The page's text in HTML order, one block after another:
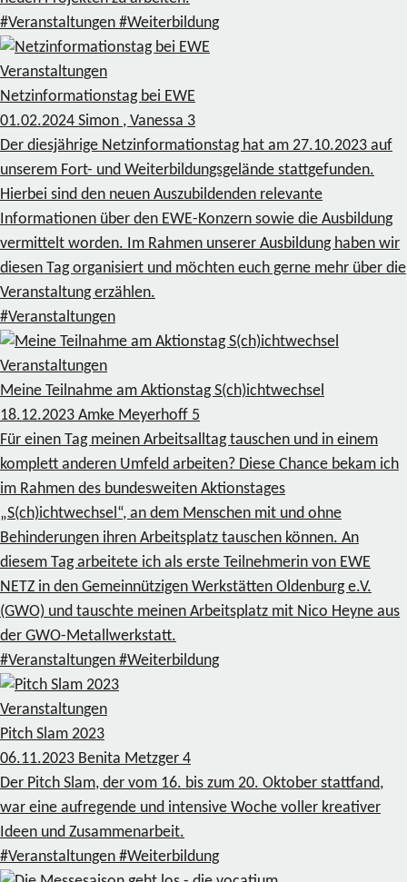
#Veranstaltungen #Weiterbildung
Veranstaltungen
Netzinformationstag bei EWE
01.02.2024 Simon , Vanessa 3
Der diesjährige Netzinformationstag hat am 27.10.2023 auf
unserem Fort- und Weiterbildungsgelände stattgefunden.
Hierbei sind den neuen Auszubildenden relevante
Informationen über den EWE-Konzern sowie die Ausbildung
vermittelt worden. Im Rahmen unserer Ausbildung haben wir
diesen Tag organisiert und möchten euch gerne mehr über die
Veranstaltung erzählen.
#Veranstaltungen
Veranstaltungen
Meine Teilnahme am Aktionstag S(ch)ichtwechsel
18.12.2023 Amke Meyerhoff 5
Für einen Tag meinen Arbeitsalltag tauschen und in einem
komplett anderen Umfeld arbeiten? Diese Chance bekam ich
im Rahmen des bundesweiten Aktionstages
„S(ch)ichtwechsel“, an dem Menschen mit und ohne
Behinderungen ihren Arbeitsplatz tauschen können. An
diesem Tag arbeitete ich als erste Teilnehmerin von EWE
NETZ in den Gemeinnützigen Werkstätten Oldenburg e.V.
(GWO) und tauschte meinen Arbeitsplatz mit Nico Heyne aus
der GWO-Metallwerkstatt.
#Veranstaltungen #Weiterbildung
Veranstaltungen
Pitch Slam 2023
06.11.2023 Benita Metzger 4
Der Pitch Slam, der vom 16. bis zum 20. Oktober stattfand,
war eine aufregende und intensive Woche voller kreativer
Ideen und Zusammenarbeit.
#Veranstaltungen #Weiterbildung